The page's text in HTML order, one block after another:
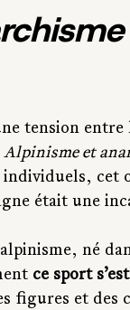
tension
Alpinisme et
individuels, cet
était une
né
ce sport
figures et des